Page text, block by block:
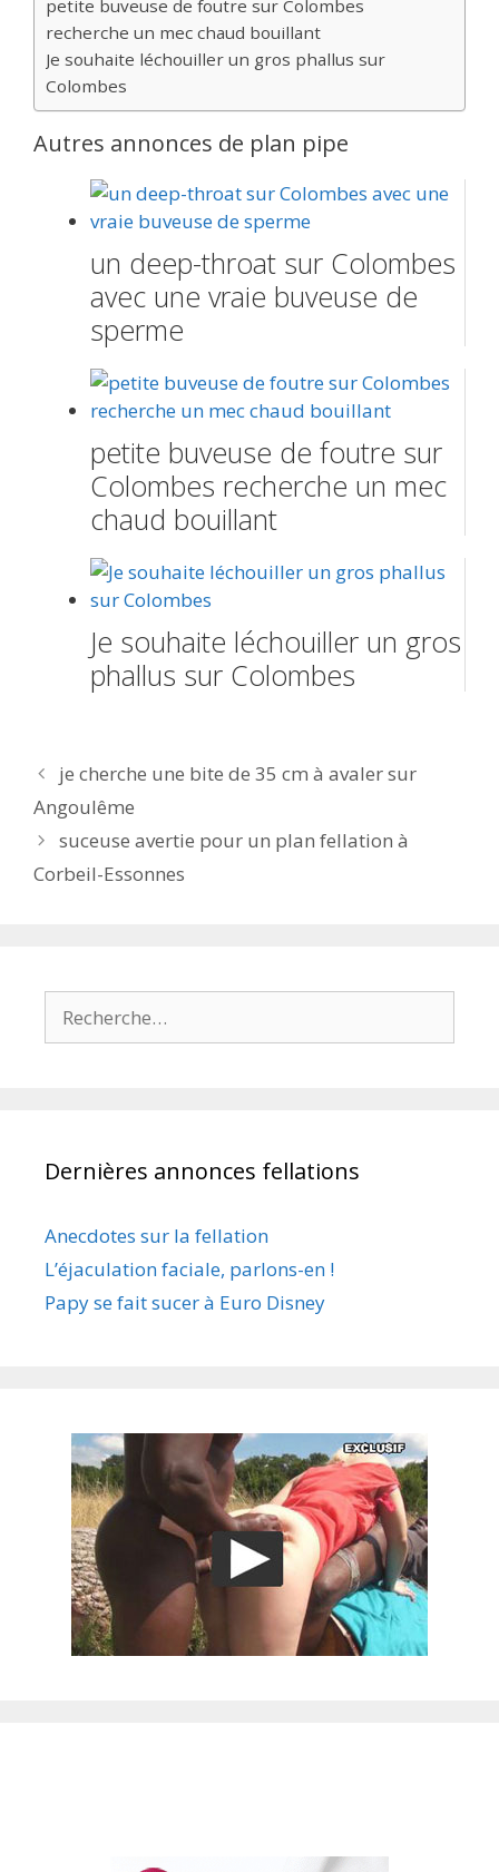
petite buveuse de foutre sur Colombes
recherche un mec chaud bouillant
Je souhaite léchouiller un gros phallus sur
Colombes
Autres annonces de plan pipe
un deep-throat sur Colombes
avec une vraie buveuse de
sperme
petite buveuse de foutre sur
Colombes recherche un mec
chaud bouillant
Je souhaite léchouiller un gros
phallus sur Colombes
Navigation
des
articles
je cherche une bite de 35 cm à avaler sur
Angoulême
suceuse avertie pour un plan fellation à
Corbeil-Essonnes
Dernières annonces fellations
Anecdotes sur la fellation
L’éjaculation faciale, parlons-en !
Papy se fait sucer à Euro Disney